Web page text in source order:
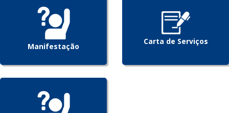
Manifestação
Carta de Serviços